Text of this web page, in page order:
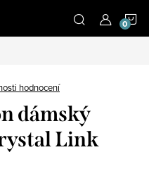
hodnocení
dámský
Link